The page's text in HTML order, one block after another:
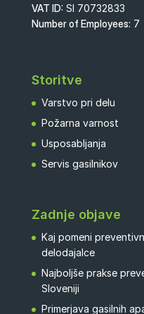
VAT ID: SI 70732833
Number of Employees: 7
Storitve
Varstvo pri delu
Požarna varnost
Usposabljanja
Servis gasilnikov
Zadnje objave
Kaj pomeni
delodajalce
Najboljše prakse
Sloveniji
Primerjava gasilnih